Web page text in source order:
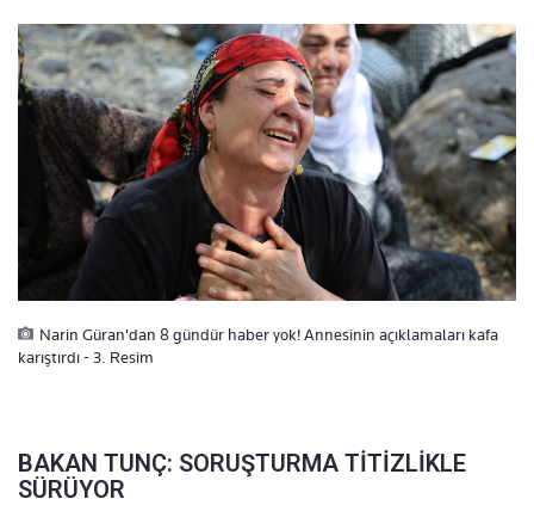
Narin Güran'dan 8 gündür haber yok! Annesinin açıklamaları kafa
karıştırdı - 3. Resim
BAKAN TUNÇ: SORUŞTURMA TİTİZLİKLE
SÜRÜYOR